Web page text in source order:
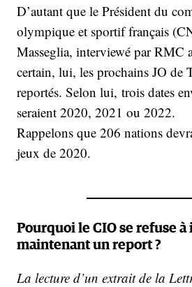
D’autant que le Président du
olympique et sportif français
Masseglia, interviewé par RMC
certain, lui, les prochains JO de
reportés. Selon lui, trois dates
seraient 2020, 2021 ou 2022.
Rappelons que 206 nations
jeux de 2020.
Pourquoi le CIO se refuse
maintenant un report ?
La lecture d’un extrait de la